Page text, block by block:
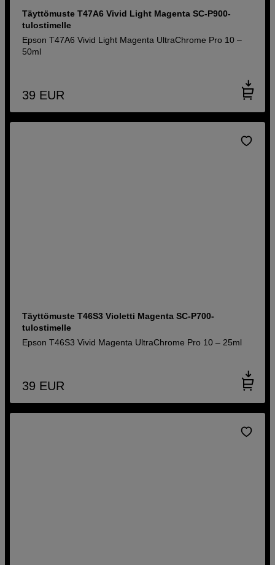
Täyttömuste T47A6 Vivid Light Magenta SC-P900-
tulostimelle
Epson T47A6 Vivid Light Magenta UltraChrome Pro 10 –
50ml
39 EUR
Täyttömuste T46S3 Violetti Magenta SC-P700-
tulostimelle
Epson T46S3 Vivid Magenta UltraChrome Pro 10 – 25ml
39 EUR